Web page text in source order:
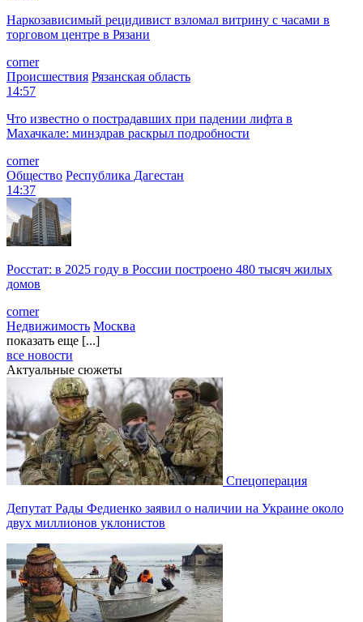
Наркозависимый рецидивист взломал витрину с часами в
торговом центре в Рязани
corner
Происшествия Рязанская область
14:57
Что известно о пострадавших при падении лифта в
Махачкале: минздрав раскрыл подробности
corner
Общество Республика Дагестан
14:37
Росстат: в 2025 году в России построено 480 тысяч жилых
домов
corner
Недвижимость Москва
показать еще [...]
все новости
Актуальные сюжеты
Спецоперация
Депутат Рады Федиенко заявил о наличии на Украине около
двух миллионов уклонистов